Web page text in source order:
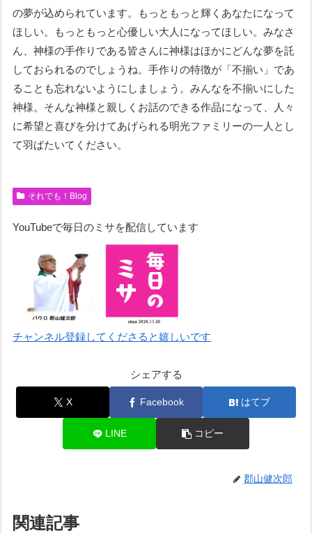
の夢が込められています。もっともっと輝くあなたになって
ほしい。もっともっと心優しい大人になってほしい。みなさ
ん、神様の手作りである皆さんに神様はほかにどんな夢を託
しておられるのでしょうね。手作りの特徴が「不揃い」であ
ることも忘れないようにしましょう。みんなを不揃いにした
神様。そんな神様と親しくお話のできる作品になって、人々
に希望と喜びを分けてあげられる明光ファミリーの一人とし
て羽ばたいてください。
それでも！Blog
YouTubeで毎日のミサを配信しています
チャンネル登録してくださると嬉しいです
シェアする
X Facebook はてブ
LINE コピー
郡山健次郎
関連記事